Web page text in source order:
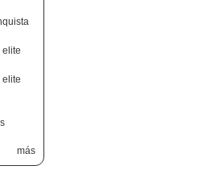
elite
elite
más